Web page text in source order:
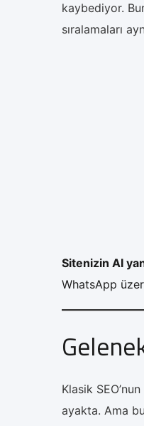
kaybediyor.
sıralamaları
Sitenizin AI
WhatsApp
Klasik
ayakta. Ama